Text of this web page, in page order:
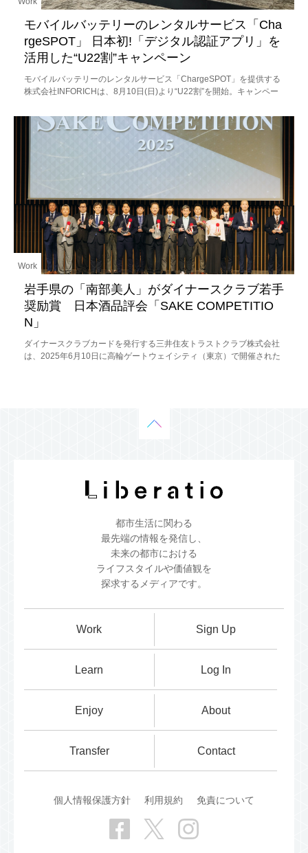
モバイルバッテリーのレンタルサービス「Cha
rgeSPOT」 日本初!「デジタル認証アプリ」を
活用した“U22割”キャンペーン
モバイルバッテリーのレンタルサービス「ChargeSPOT」を提供する
株式会社INFORICHは、8月10日(日)より“U22割”を開始。キャンペー
岩手県の「南部美人」がダイナースクラブ若手
奨励賞 日本酒品評会「SAKE COMPETITIO
N」
ダイナースクラブカードを発行する三井住友トラストクラブ株式会社
は、2025年6月10日に高輪ゲートウェイシティ（東京）で開催された
Work
都市生活に関わる
最先端の情報を発信し、
未来の都市における
ライフスタイルや価値観を
探求するメディアです。
Work
Learn
Enjoy
Transfer
Sign Up
Log In
About
Contact
個人情報保護方針 利用規約 免責について